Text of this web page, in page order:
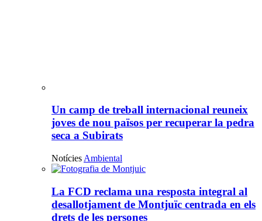
Un camp de treball internacional reuneix
joves de nou països per recuperar la pedra
seca a Subirats
Notícies Ambiental
La FCD reclama una resposta integral al
desallotjament de Montjuïc centrada en els
drets de les persones